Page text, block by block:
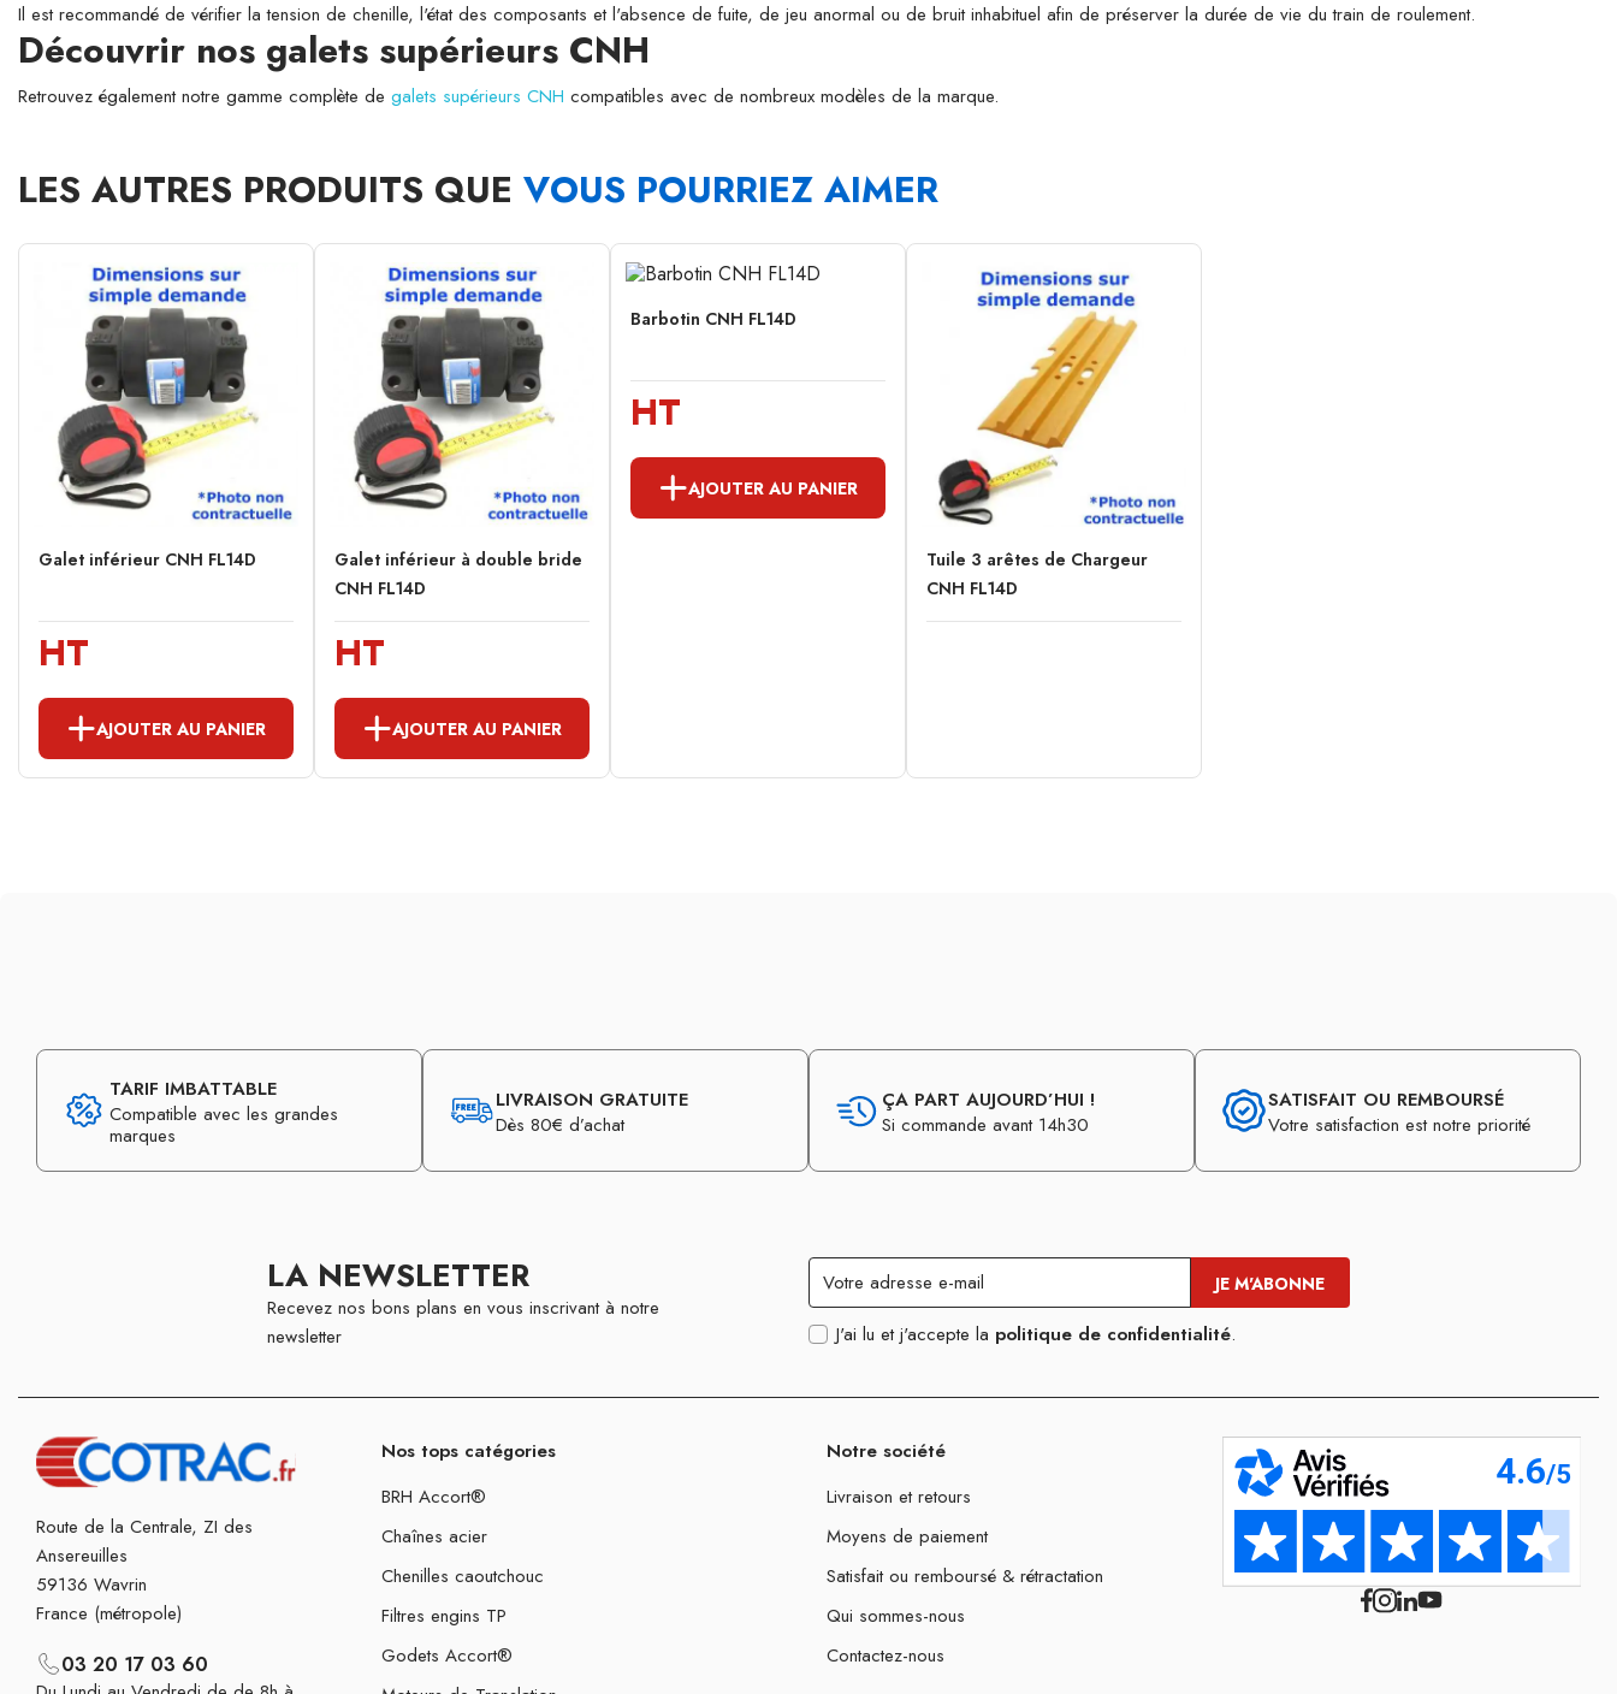
Il est recommandé de vérifier la tension de chenille, l'état des composants et l'absence de fuite, de jeu anormal ou de bruit inhabituel afin de préserver la durée de vie du train de roulement.
Découvrir nos galets supérieurs CNH
Retrouvez également notre gamme complète de galets supérieurs CNH compatibles avec de nombreux modèles de la marque.
LES AUTRES PRODUITS QUE VOUS POURRIEZ AIMER
Galet inférieur CNH FL14D
HT
AJOUTER AU PANIER
Galet inférieur à double bride
CNH FL14D
HT
AJOUTER AU PANIER
Barbotin CNH FL14D
HT
AJOUTER AU PANIER
Tuile 3 arêtes de Chargeur
CNH FL14D
TARIF IMBATTABLE
Compatible avec les grandes
marques
LIVRAISON GRATUITE
Dès 80€ d’achat
ÇA PART AUJOURD’HUI !
Si commande avant 14h30
SATISFAIT OU REMBOURSÉ
Votre satisfaction est notre priorité
LA NEWSLETTER
Recevez nos bons plans en vous inscrivant à notre
newsletter
J'ai lu et j'accepte la politique de confidentialité.
Route de la Centrale, ZI des
Ansereuilles
59136 Wavrin
France (métropole)
03 20 17 03 60
Nos tops catégories
BRH Accort®
Chaînes acier
Chenilles caoutchouc
Filtres engins TP
Godets Accort®
Notre société
Livraison et retours
Moyens de paiement
Satisfait ou remboursé & rétractation
Qui sommes-nous
Contactez-nous